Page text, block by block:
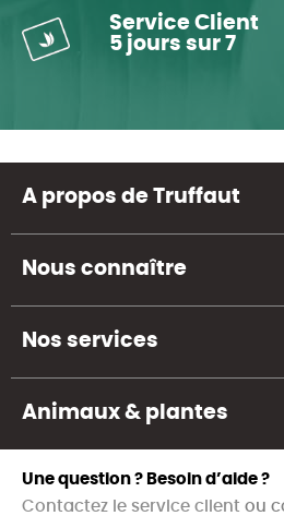
Service Client
5 jours sur 7
A propos de Truffaut
Nous connaître
Nos services
Animaux & plantes
Une question ? Besoin d’aide ?
Contactez le service client ou